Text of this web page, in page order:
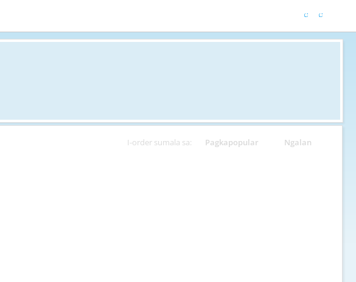
I-order sumala sa: Pagkapopular Ngalan